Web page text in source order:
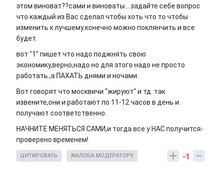
этом виноват??сами и виноваты....задайте себе вопрос
что каждый из Вас сделал чтобы хоть что то чтобы
изменить к лучшему.конечно можно поклянчить и все
будет.
вот "1" пишет что надо поджнять свою
экономику,верно,надо.но для этого надо не просто
работать ,а ПАХАТЬ днями и ночами.
Вот говорят что москвичи "жируют" и тд. так
извените,они и работают по 11-12 часов в день и
получают соответственно.
НАЧНИТЕ МЕНЯТЬСЯ САМИ,и тогда все у НАС получится-
проверено временем!
-1
ЦИТИРОВАТЬ ЖАЛОБА МОДЕРАТОРУ